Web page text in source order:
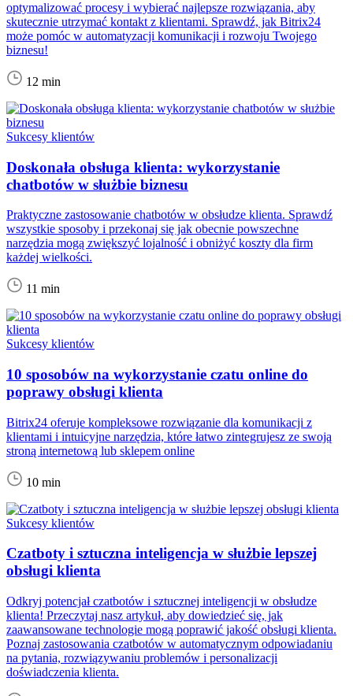
optymalizować procesy i wybierać najlepsze rozwiązania, aby
skutecznie utrzymać kontakt z klientami. Sprawdź, jak Bitrix24
może pomóc w automatyzacji komunikacji i rozwoju Twojego
biznesu!
12 min
Sukcesy klientów
Doskonała obsługa klienta: wykorzystanie
chatbotów w służbie biznesu
Praktyczne zastosowanie chatbotów w obsłudze klienta. Sprawdź
wszystkie sposoby i przekonaj się jak obecnie powszechne
narzędzia mogą zwiększyć lojalność i obniżyć koszty dla firm
każdej wielkości.
11 min
Sukcesy klientów
10 sposobów na wykorzystanie czatu online do
poprawy obsługi klienta
Bitrix24 oferuje kompleksowe rozwiązanie dla komunikacji z
klientami i intuicyjne narzędzia, które łatwo zintegrujesz ze swoją
stroną internetową lub sklepem online
10 min
Sukcesy klientów
Czatboty i sztuczna inteligencja w służbie lepszej
obsługi klienta
Odkryj potencjał czatbotów i sztucznej inteligencji w obsłudze
klienta! Przeczytaj nasz artykuł, aby dowiedzieć się, jak
zaawansowane technologie mogą poprawić jakość obsługi klienta.
Poznaj zastosowania czatbotów w automatycznym odpowiadaniu
na pytania, rozwiązywaniu problemów i personalizacji
doświadczenia klienta.